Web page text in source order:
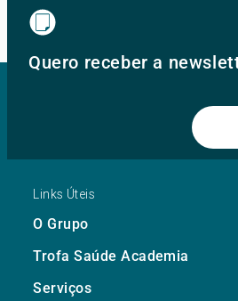
Quero receber a
Links Úteis
O Grupo
Trofa Saúde Academia
Serviços